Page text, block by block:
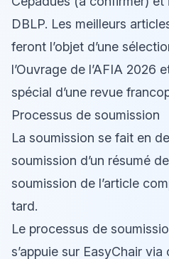
DBLP. Les meilleurs
feront l’objet d’une
l’Ouvrage de l’AFIA 2026
spécial d’une revue
Processus de soumission
La soumission se fait en
soumission d’un résumé
soumission de l’article
tard.
Le processus de
s’appuie sur EasyChair